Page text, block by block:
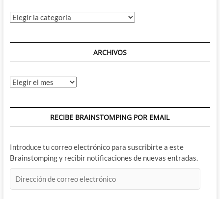
#19
(I)
Categorías
ARCHIVOS
Archivos
RECIBE BRAINSTOMPING POR EMAIL
Introduce tu correo electrónico para suscribirte a este
Brainstomping y recibir notificaciones de nuevas entradas.
de